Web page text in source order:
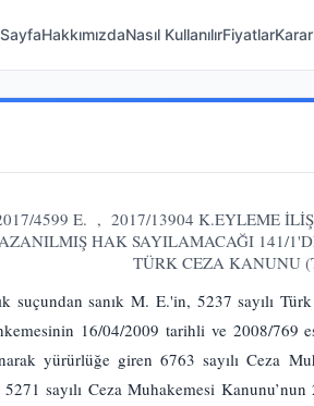
HakkımızdaNasıl KullanılırFiyatlar
E. , 2017/13904 K.EYLEME
HAK SAYILAMACAĞI 141/
TÜRK CEZA KANUNU
suçundan sanık M. E.'in, 5237 sayılı
16/04/2009 tarihli ve 2008/769
yürürlüğe giren 6763 sayılı Ceza
sayılı Ceza Muhakemesi